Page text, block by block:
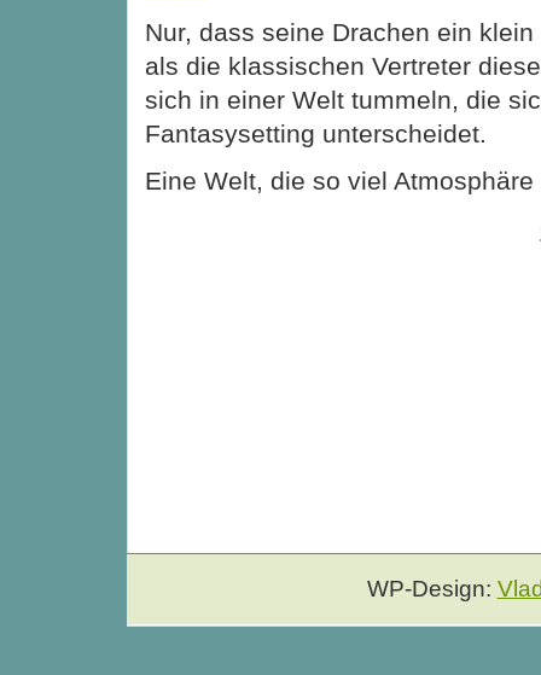
Nur, dass seine Drachen ein
als die klassischen Vertreter
sich in einer Welt tummeln, die
Fantasysetting unterscheidet.
Eine Welt, die so viel Atmosphäre
WP-Design: